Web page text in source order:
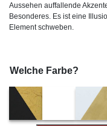
Aussehen auffallende
Besonderes. Es ist eine
Element schweben.
Welche Farbe?